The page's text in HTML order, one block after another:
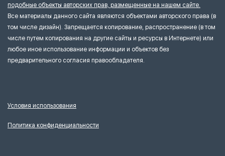
подобные объекты авторских прав, размещенные на нашем сайте.
Все материалы данного сайта являются объектами авторского права (в
том числе дизайн). Запрещается копирование, распространение (в том
числе путем копирования на другие сайты и ресурсы в Интернете) или
любое иное использование информации и объектов без
предварительного согласия правообладателя.
Условия использования
Политика конфиденциальности